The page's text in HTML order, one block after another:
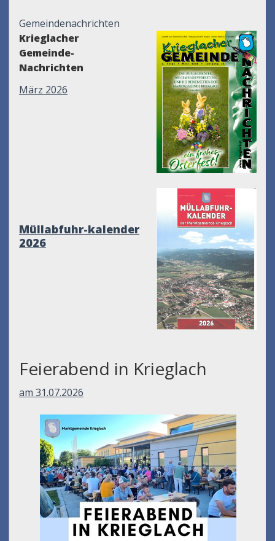
Gemeindenachrichten
Krieglacher
Gemeinde-
Nachrichten
März 2026
Müllabfuhr-kalender
2026
Feierabend in Krieglach
am 31.07.2026